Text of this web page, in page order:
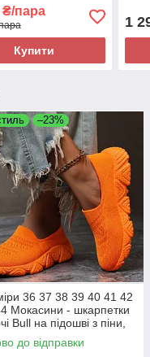
і зручні
пара
Купити
1
–23%
36 37 38 39 40 41 42
Мокасини - шкарпетки
Bull на підошві з піни,
помаранчеві, легкі
до відправки